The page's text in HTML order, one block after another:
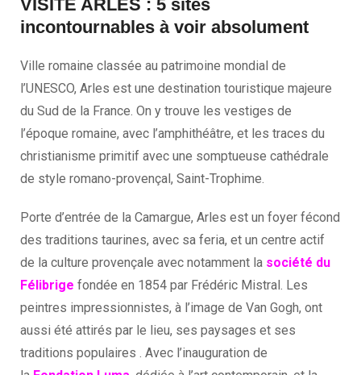
VISITE ARLES : 5 sites
incontournables à voir absolument
Ville romaine classée au patrimoine mondial de
l’UNESCO, Arles est une destination touristique majeure
du Sud de la France. On y trouve les vestiges de
l’époque romaine, avec l’amphithéâtre, et les traces du
christianisme primitif avec une somptueuse cathédrale
de style romano-provençal, Saint-Trophime.
Porte d’entrée de la Camargue, Arles est un foyer fécond
des traditions taurines, avec sa feria, et un centre actif
de la culture provençale avec notamment la société du
Félibrige fondée en 1854 par Frédéric Mistral. Les
peintres impressionnistes, à l’image de Van Gogh, ont
aussi été attirés par le lieu, ses paysages et ses
traditions populaires . Avec l’inauguration de